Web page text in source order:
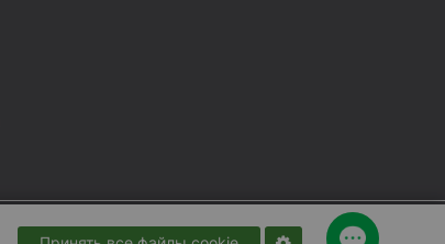
Developed by RightFusion